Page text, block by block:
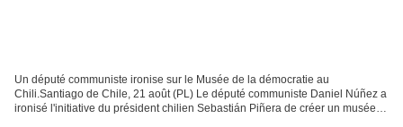
Un député communiste ironise sur le Musée de la démocratie au
Chili.Santiago de Chile, 21 août (PL) Le député communiste Daniel Núñez a
ironisé l'initiative du président chilien Sebastián Piñera de créer un musée